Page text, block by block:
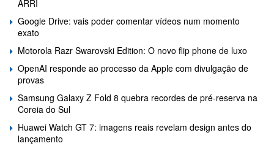
ARRI
Google Drive: vais poder comentar vídeos num momento
exato
Motorola Razr Swarovski Edition: O novo flip phone de luxo
OpenAI responde ao processo da Apple com divulgação de
provas
Samsung Galaxy Z Fold 8 quebra recordes de pré-reserva na
Coreia do Sul
Huawei Watch GT 7: imagens reais revelam design antes do
lançamento